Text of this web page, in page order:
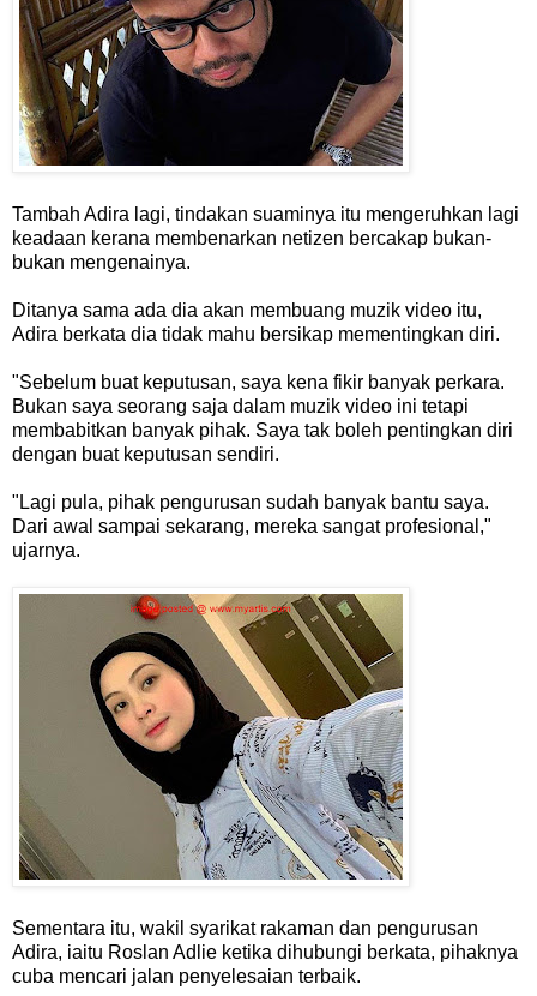
Tambah Adira lagi, tindakan suaminya itu mengeruhkan lagi
keadaan kerana membenarkan netizen bercakap bukan-
bukan mengenainya.
Ditanya sama ada dia akan membuang muzik video itu,
Adira berkata dia tidak mahu bersikap mementingkan diri.
"Sebelum buat keputusan, saya kena fikir banyak perkara.
Bukan saya seorang saja dalam muzik video ini tetapi
membabitkan banyak pihak. Saya tak boleh pentingkan diri
dengan buat keputusan sendiri.
"Lagi pula, pihak pengurusan sudah banyak bantu saya.
Dari awal sampai sekarang, mereka sangat profesional,"
ujarnya.
Sementara itu, wakil syarikat rakaman dan pengurusan
Adira, iaitu Roslan Adlie ketika dihubungi berkata, pihaknya
cuba mencari jalan penyelesaian terbaik.